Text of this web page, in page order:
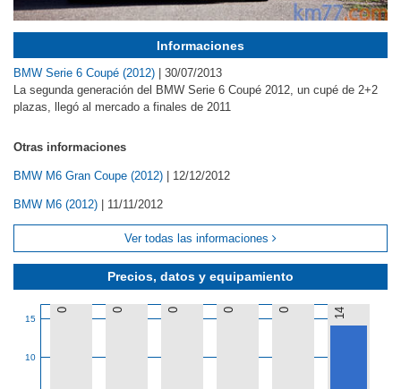
Precios, datos y equipamiento
10
15
0 0 0 0 0 14
Informaciones
BMW Serie 6 Coupé (2012)
30/07/2013
La segunda generación del BMW Serie 6 Coupé 2012, un cupé de 2+2
plazas, llegó al mercado a finales de 2011
Otras informaciones
BMW M6 Gran Coupe (2012) 12/12/2012
BMW M6 (2012) 11/11/2012
Ver todas las informaciones